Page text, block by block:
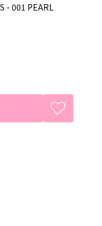
- 001 PEARL